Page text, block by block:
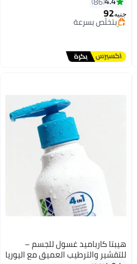
جنيه92
توصيل مجاني
بتخلّص بسرعة
تم بيع +90 مؤخرًا
هيبتا كارباميد غسول للجسم –
للتقشير والترطيب العميق مع اليوريا